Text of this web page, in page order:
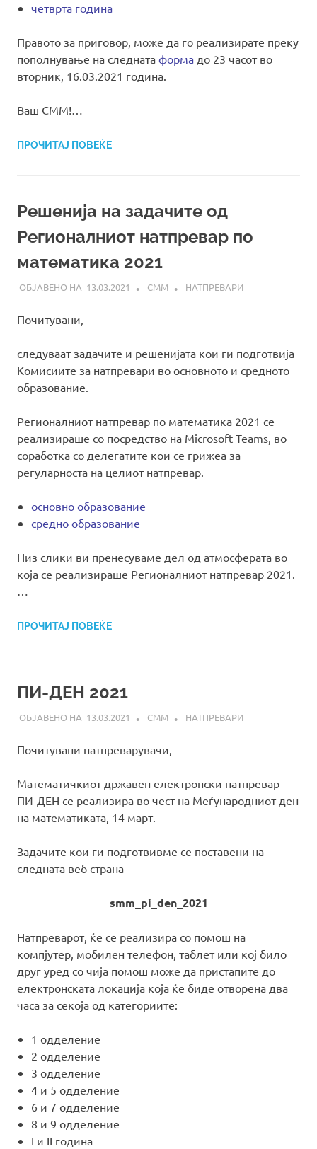
четврта година
Правото за приговор, може да го реализирате преку
пополнување на следната форма до 23 часот во
вторник, 16.03.2021 година.
Ваш СММ!…
ПРОЧИТАЈ ПОВЕЌЕ
Решенија на задачите од
Регионалниот натпревар по
математика 2021
13.03.2021 СММ НАТПРЕВАРИ
Почитувани,
следуваат задачите и решенијата кои ги подготвија
Комисиите за натпревари во основното и средното
образование.
Регионалниот натпревар по математика 2021 се
реализираше со посредство на Microsoft Teams, во
соработка со делегатите кои се грижеа за
регуларноста на целиот натпревар.
основно образование
средно образование
Низ слики ви пренесуваме дел од атмосферата во
која се реализираше Регионалниот натпревар 2021.
…
ПРОЧИТАЈ ПОВЕЌЕ
ПИ-ДЕН 2021
13.03.2021 СММ НАТПРЕВАРИ
Почитувани натпреварувачи,
Математичкиот државен електронски натпревар
ПИ-ДЕН се реализира во чест на Меѓународниот ден
на математиката, 14 март.
Задачите кои ги подготвивме се поставени на
следната веб страна
smm_pi_den_2021
Натпреварот, ќе се реализира со помош на
компјутер, мобилен телефон, таблет или кој било
друг уред со чија помош може да пристапите до
електронската локација која ќе биде отворена два
часа за секоја од категориите:
1 одделение
2 одделение
3 одделение
4 и 5 одделение
6 и 7 одделение
8 и 9 одделение
I и II година